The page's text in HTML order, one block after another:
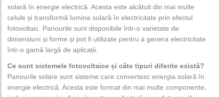
solară în energie electrică. Acesta este alcătuit din mai multe
celule și transformă lumina solară în electricitate prin efectul
fotovoltaic. Panourile sunt disponibile într-o varietate de
dimensiuni și forme și pot fi utilizate pentru a genera electricitate
într-o gamă largă de aplicații.
Ce sunt sistemele fotovoltaice și câte tipuri diferite există?
Panourile solare sunt sisteme care convertesc energia solară în
energie electrică. Acesta este format din mai multe componente,